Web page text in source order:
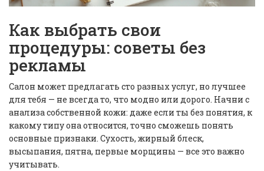
Как выбрать свои
процедуры: советы без
рекламы
Салон может предлагать сто разных услуг, но лучшее
для тебя — не всегда то, что модно или дорого. Начни с
анализа собственной кожи: даже если ты без понятия, к
какому типу она относится, точно сможешь понять
основные признаки. Сухость, жирный блеск,
высыпания, пятна, первые морщины — все это важно
учитывать.